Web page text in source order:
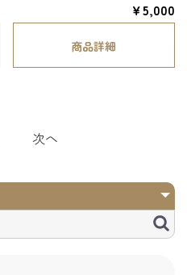
￥5,000
商品詳細
次へ